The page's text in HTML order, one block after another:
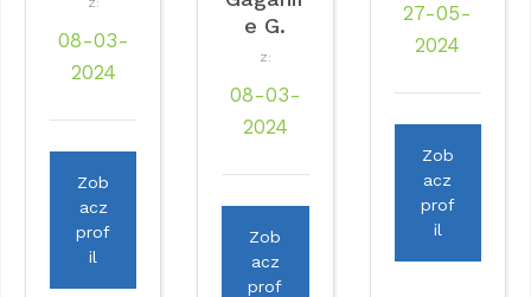
08-03-
2024
Zob
acz
prof
il
e G.
Z:
08-03-
2024
Zob
acz
prof
27-05-
2024
Zob
acz
prof
il